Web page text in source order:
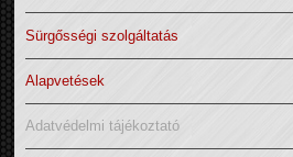
Sürgősségi szolgáltatás
Alapvetések
Adatvédelmi tájékoztató